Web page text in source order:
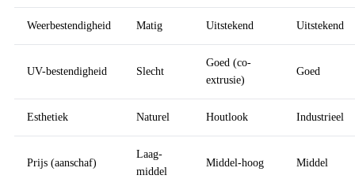
Weerbestendigheid Matig Uitstekend Uitstekend
UV-bestendigheid Slecht
Goed (co-
extrusie)
Goed
Esthetiek Naturel Houtlook Industrieel
Prijs (aanschaf)
Laag-
middel
Middel-hoog Middel